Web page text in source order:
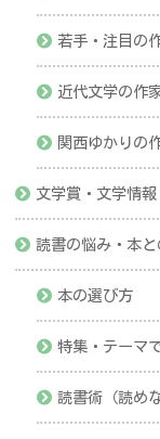
若手・注目の
近代文学の作
関西ゆかりの
文学賞・文学情報
読書の悩み・本
本の選び方
特集・テーマ
読書術（読め